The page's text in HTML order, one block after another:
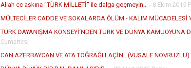
Allah cc aşkına "TÜRK MİLLETİ" ile dalga geçmeyin...
- 8 Ekim 2015
MÜLTECİLER CADDE VE SOKALARDA ÖLÜM - KALIM MÜCADELESİ
TÜRK DAYANIŞMA KONSEYİ’NDEN TÜRK VE DÜNYA KAMUOYUNA
Cumartesi
CAN AZERBAYCAN VE ATA TOĞRAĞI LAÇİN…(VUSALE NOVRUZLU)